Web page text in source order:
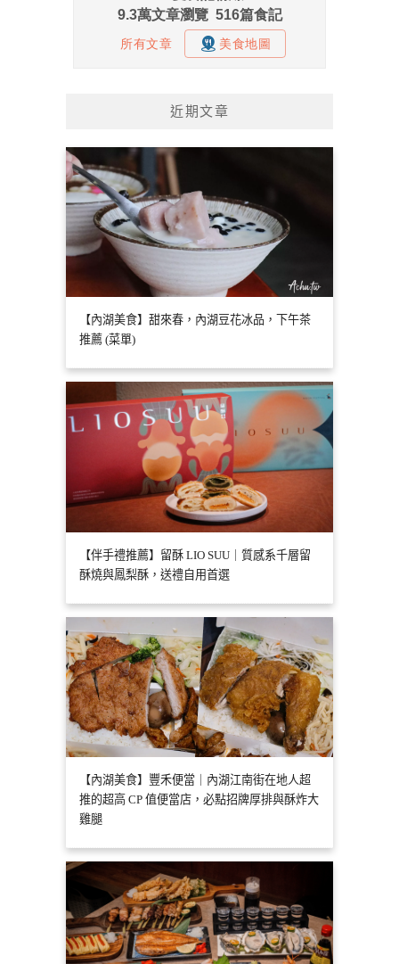
近期文章
【內湖美食】甜來春，內湖豆花冰品，下午茶
推薦 (菜單)
【伴手禮推薦】留酥 LIO SUU｜質感系千層留
酥燒與鳳梨酥，送禮自用首選
【內湖美食】豐禾便當｜內湖江南街在地人超
推的超高 CP 值便當店，必點招牌厚排與酥炸大
雞腿